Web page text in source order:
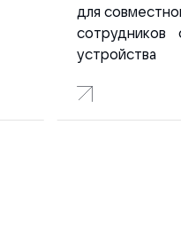
для
сотрудников
устройства